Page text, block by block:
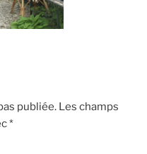
publiée. Les champs
*